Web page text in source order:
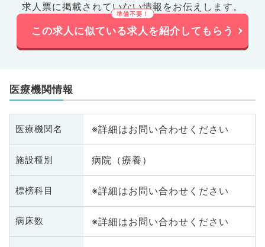
求人票に掲載されていない情報をお伝えします。
この求人に似ている求人を紹介してもらう
医療機関情報
医療機関名 ※詳細はお問い合わせください
施設種別 病院（療養）
標榜科目 ※詳細はお問い合わせください
病床数 ※詳細はお問い合わせください